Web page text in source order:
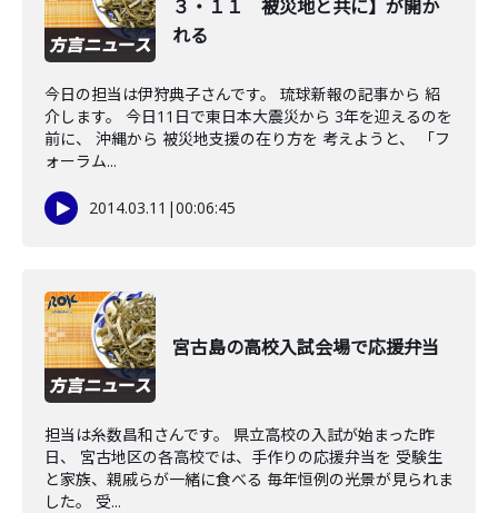
３・１１ 被災地と共に】が開か
れる
今日の担当は伊狩典子さんです。 琉球新報の記事から 紹
介します。 今日11日で東日本大震災から 3年を迎えるのを
前に、 沖縄から 被災地支援の在り方を 考えようと、 「フ
ォーラム...
2014.03.11 |00:06:45
宮古島の高校入試会場で応援弁当
担当は糸数昌和さんです。 県立高校の入試が始まった昨
日、 宮古地区の各高校では、手作りの応援弁当を 受験生
と家族、親戚らが一緒に食べる 毎年恒例の光景が見られま
した。 受...